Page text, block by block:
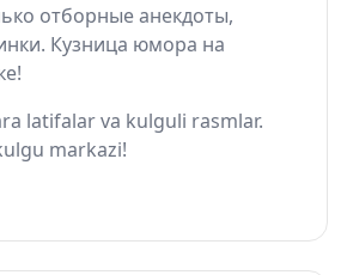
отборные анекдоты,
Кузница юмора на
latifalar va kulguli rasmlar.
markazi!